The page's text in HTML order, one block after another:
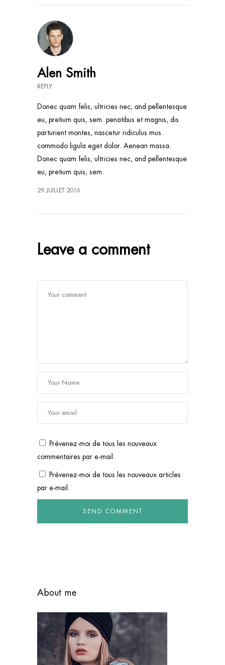
Alen Smith
REPLY
Donec quam felis, ultricies nec, and pellentesque
eu, pretium quis, sem. penatibus et magnis, dis
parturient montes, nascetur ridiculus mus.
commodo ligula eget dolor. Aenean massa.
Donec quam felis, ultricies nec, and pellentesque
eu, pretium quis, sem.
29 JUILLET 2016
Leave a comment
Prévenez-moi de tous les nouveaux
commentaires par e-mail.
Prévenez-moi de tous les nouveaux articles
par e-mail.
About me